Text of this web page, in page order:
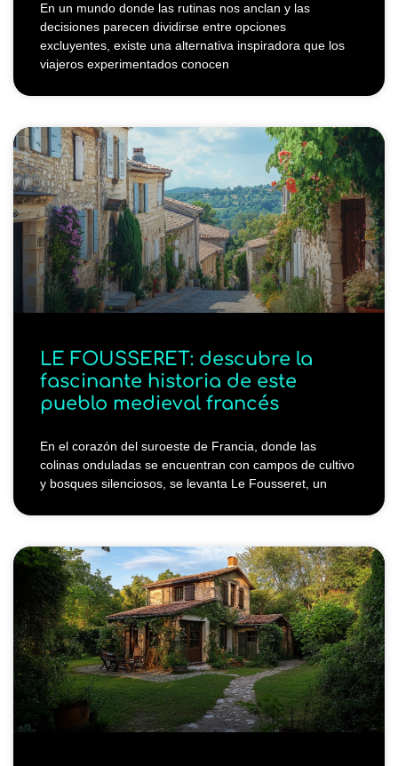
En un mundo donde las rutinas nos anclan y las
decisiones parecen dividirse entre opciones
excluyentes, existe una alternativa inspiradora que los
viajeros experimentados conocen
LE FOUSSERET: descubre la
fascinante historia de este
pueblo medieval francés
En el corazón del suroeste de Francia, donde las
colinas onduladas se encuentran con campos de cultivo
y bosques silenciosos, se levanta Le Fousseret, un